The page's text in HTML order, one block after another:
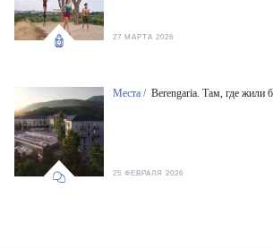
27 МАРТА 2026
Места / Berengaria. Там, где жили
25 ФЕВРАЛЯ 2026